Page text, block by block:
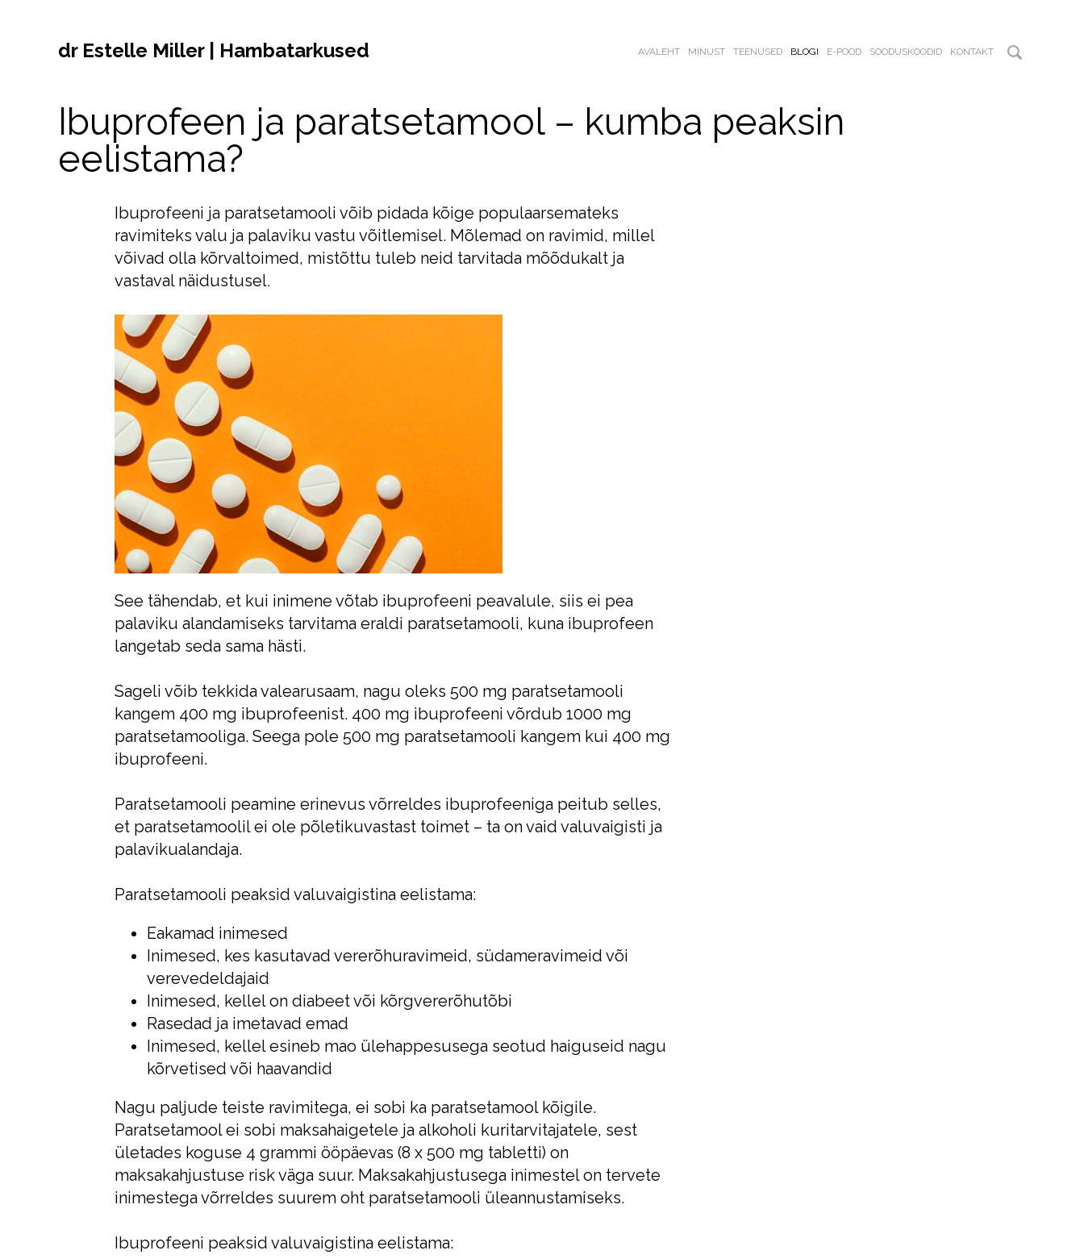
dr Estelle Miller | Hambatarkused AVALEHT MINUST TEENUSED BLOGI E-POOD SOODUSKOODID KONTAKT
Ibuprofeen ja paratsetamool – kumba peaksin
eelistama?
Ibuprofeeni ja paratsetamooli võib pidada kõige populaarsemateks
ravimiteks valu ja palaviku vastu võitlemisel. Mõlemad on ravimid, millel
võivad olla kõrvaltoimed, mistõttu tuleb neid tarvitada mõõdukalt ja
vastaval näidustusel.
See tähendab, et kui inimene võtab ibuprofeeni peavalule, siis ei pea
palaviku alandamiseks tarvitama eraldi paratsetamooli, kuna ibuprofeen
langetab seda sama hästi.
Sageli võib tekkida valearusaam, nagu oleks 500 mg paratsetamooli
kangem 400 mg ibuprofeenist. 400 mg ibuprofeeni võrdub 1000 mg
paratsetamooliga. Seega pole 500 mg paratsetamooli kangem kui 400 mg
ibuprofeeni.
Paratsetamooli peamine erinevus võrreldes ibuprofeeniga peitub selles,
et paratsetamoolil ei ole põletikuvastast toimet – ta on vaid valuvaigisti ja
palavikualandaja.
Paratsetamooli peaksid valuvaigistina eelistama:
Eakamad inimesed
Inimesed, kes kasutavad vererõhuravimeid, südameravimeid või
verevedeldajaid
Inimesed, kellel on diabeet või kõrgvererõhutõbi
Rasedad ja imetavad emad
Inimesed, kellel esineb mao ülehappesusega seotud haiguseid nagu
kõrvetised või haavandid
Nagu paljude teiste ravimitega, ei sobi ka paratsetamool kõigile.
Paratsetamool ei sobi maksahaigetele ja alkoholi kuritarvitajatele, sest
ületades koguse 4 grammi ööpäevas (8 x 500 mg tabletti) on
maksakahjustuse risk väga suur. Maksakahjustusega inimestel on tervete
inimestega võrreldes suurem oht paratsetamooli üleannustamiseks.
Ibuprofeeni peaksid valuvaigistina eelistama: